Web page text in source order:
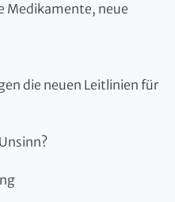
Medikamente, neue
die neuen Leitlinien für